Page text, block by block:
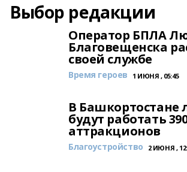
Выбор редакции
Оператор БПЛА
Благовещенска
своей службе
Время героев 1 ИЮНЯ , 05:45
В Башкортостане
будут работать
аттракционов
Благоустройство 2 ИЮНЯ ,